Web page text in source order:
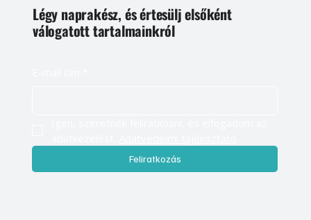
Légy naprakész, és értesülj elsőként
válogatott tartalmainkról
Feliratkozás